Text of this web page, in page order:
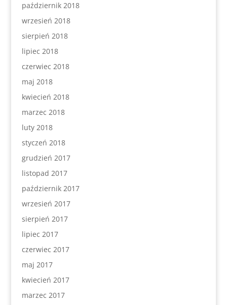
październik 2018
wrzesień 2018
sierpień 2018
lipiec 2018
czerwiec 2018
maj 2018
kwiecień 2018
marzec 2018
luty 2018
styczeń 2018
grudzień 2017
listopad 2017
październik 2017
wrzesień 2017
sierpień 2017
lipiec 2017
czerwiec 2017
maj 2017
kwiecień 2017
marzec 2017